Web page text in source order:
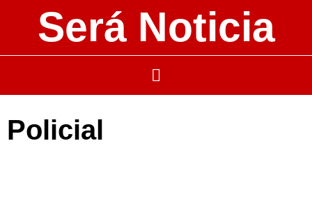
Será Noticia
Policial